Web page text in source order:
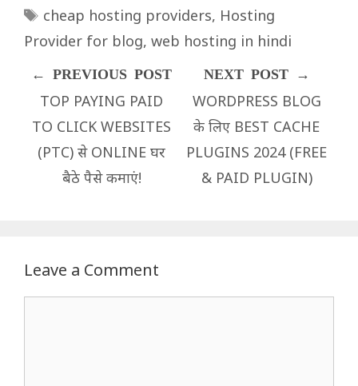
Tags
cheap hosting providers, Hosting
Provider for blog, web hosting in hindi
TOP PAYING PAID
TO CLICK WEBSITES
(PTC) से ONLINE घर
बैठे पैसे कमाएं!
WORDPRESS BLOG
के लिए BEST CACHE
PLUGINS 2024 (FREE
& PAID PLUGIN)
Leave a Comment